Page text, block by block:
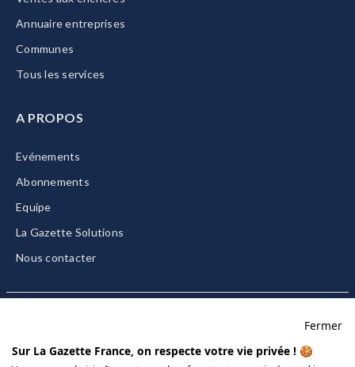
Annuaire entreprises
Communes
Tous les services
A PROPOS
Evénements
Abonnements
Equipe
La Gazette Solutions
Nous contacter
CGU/CGV
Fermer
Sur La Gazette France, on respecte votre vie privée ! 🍪